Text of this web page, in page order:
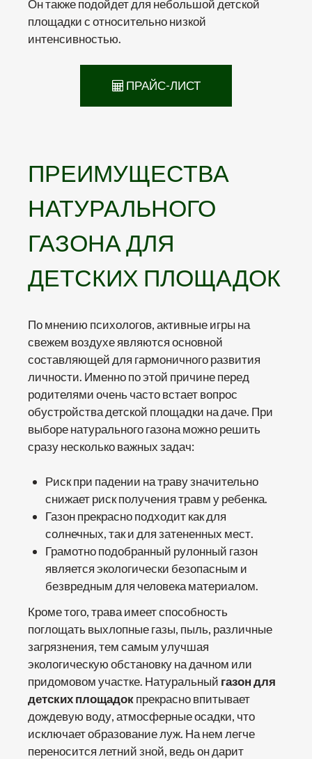
Он также подойдет для небольшой детской
площадки с относительно низкой
интенсивностью.
ПРАЙС-ЛИСТ
ПРЕИМУЩЕСТВА
НАТУРАЛЬНОГО
ГАЗОНА ДЛЯ
ДЕТСКИХ ПЛОЩАДОК
По мнению психологов, активные игры на
свежем воздухе являются основной
составляющей для гармоничного развития
личности. Именно по этой причине перед
родителями очень часто встает вопрос
обустройства детской площадки на даче. При
выборе натурального газона можно решить
сразу несколько важных задач:
Риск при падении на траву значительно
снижает риск получения травм у ребенка.
Газон прекрасно подходит как для
солнечных, так и для затененных мест.
Грамотно подобранный рулонный газон
является экологически безопасным и
безвредным для человека материалом.
Кроме того, трава имеет способность
поглощать выхлопные газы, пыль, различные
загрязнения, тем самым улучшая
экологическую обстановку на дачном или
придомовом участке. Натуральный газон для
детских площадокпрекрасно впитывает
дождевую воду, атмосферные осадки, что
исключает образование луж. На нем легче
переносится летний зной, ведь он дарит